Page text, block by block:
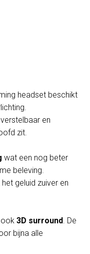
headset beschikt
en
zit.
wat een nog beter
beleving.
geluid zuiver en
3D surround. De
bijna alle